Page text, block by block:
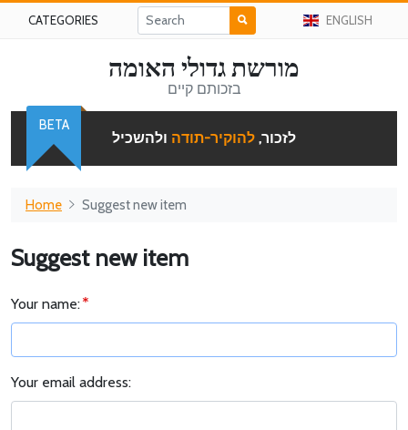
CATEGORIES ENGLISH
מורשת גדולי האומה
בזכותם קיים
לזכור, להוקיר-תודה ולהשכיל
BETA
Home Suggest new item
Suggest new item
Your name:
Your email address: